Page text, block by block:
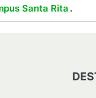
Santa Rita .